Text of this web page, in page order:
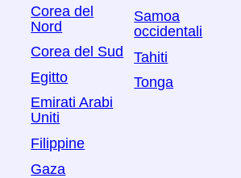
Corea del
Nord
Corea del Sud
Egitto
Emirati Arabi
Uniti
Filippine
Gaza
Samoa
occidentali
Tahiti
Tonga